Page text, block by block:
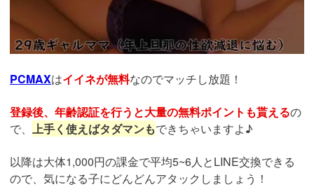
PCMAXはイイネが無料なのでマッチし放題！
登録後、年齢認証を行うと大量の無料ポイントも貰えるの
で、
上手く使えばタダマンもできちゃいますよ♪
以降は大体1,000円の課金で平均5~6人とLINE交換できる
ので、気になる子にどんどんアタックしましょう！